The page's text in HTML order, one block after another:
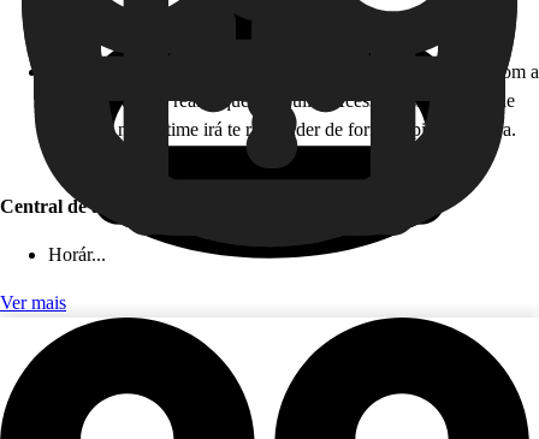
Horário de atendimento: 24 horas, todos os dias!
Como funciona: caso você não esteja disponível para falar com a
gente em tempo real, fique tranquilo! Acesse nossa Central de
Ajuda, e nosso time irá te responder de forma rápida e segura.
Central de ajuda (app)
Horár...
Ver mais